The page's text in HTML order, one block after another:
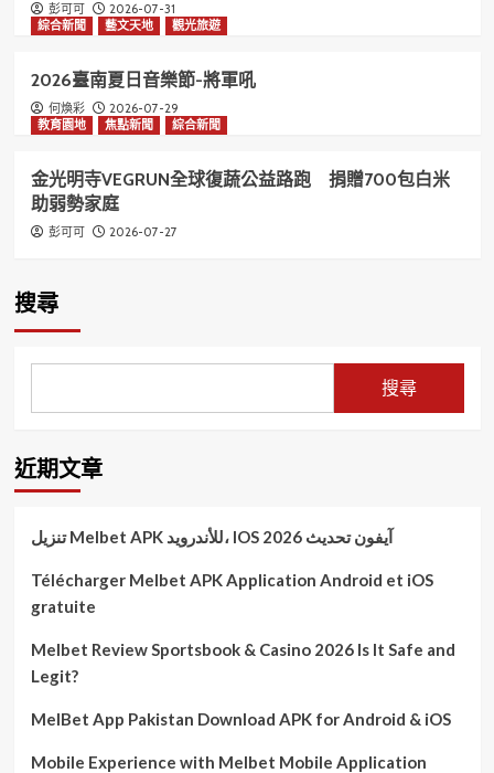
彭可可
2026-07-31
綜合新聞
藝文天地 觀光旅遊
2026臺南夏日音樂節-將軍吼
何煥彩
2026-07-29
教育園地
焦點新聞 綜合新聞
金光明寺VEGRUN全球復蔬公益路跑 捐贈700包白米
助弱勢家庭
彭可可 2026-07-27
搜尋
搜尋
近期文章
تنزيل Melbet APK للأندرويد، IOS آيفون تحديث 2026
Télécharger Melbet APK Application Android et iOS
gratuite
Melbet Review Sportsbook & Casino 2026 Is It Safe and
Legit?
MelBet App Pakistan Download APK for Android & iOS
Mobile Experience with Melbet Mobile Application